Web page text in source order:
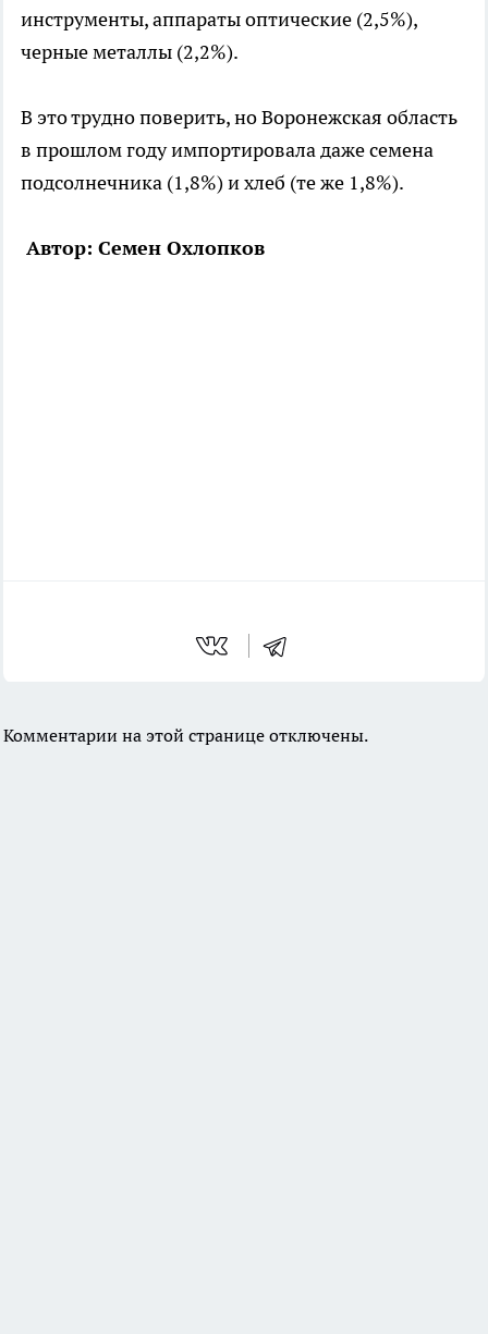
инструменты, аппараты оптические (2,5%),
черные металлы (2,2%).
В это трудно поверить, но Воронежская область
в прошлом году импортировала даже семена
подсолнечника (1,8%) и хлеб (те же 1,8%).
Автор: Семен Охлопков
Комментарии на этой странице отключены.